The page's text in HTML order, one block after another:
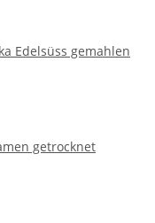
Edelsüss gemahlen